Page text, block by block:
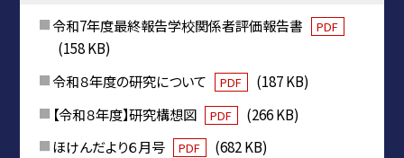
令和7年度最終報告学校関係者評価報告書 PDF
(158 KB)
令和８年度の研究について
PDF
(187 KB)
【令和８年度】研究構想図
PDF
(266 KB)
ほけんだより６月号
PDF (682 KB)